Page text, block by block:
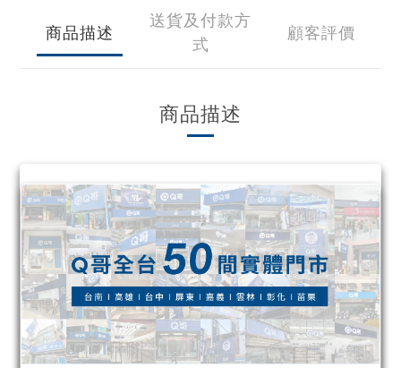
商品描述
送貨及付款方
式
顧客評價
商品描述